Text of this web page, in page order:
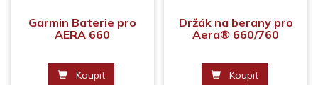
Garmin Baterie pro
AERA 660
Koupit
Držák na berany pro
Aera® 660/760
Koupit